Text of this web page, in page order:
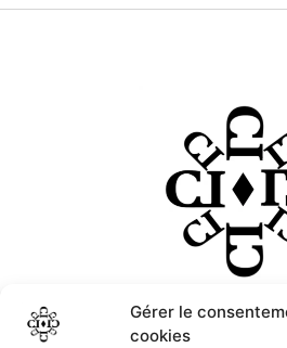
Gérer le
cookies
Découvrez Les Courtoises, une
femme, alliant élégance et